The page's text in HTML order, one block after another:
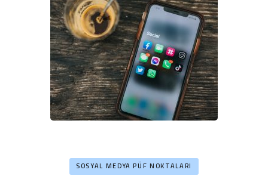
SOSYAL MEDYA PÜF NOKTALARI